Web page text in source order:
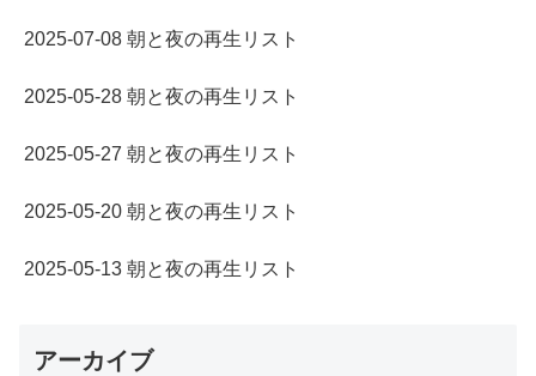
2025-07-08 朝と夜の再生リスト
2025-05-28 朝と夜の再生リスト
2025-05-27 朝と夜の再生リスト
2025-05-20 朝と夜の再生リスト
2025-05-13 朝と夜の再生リスト
アーカイブ